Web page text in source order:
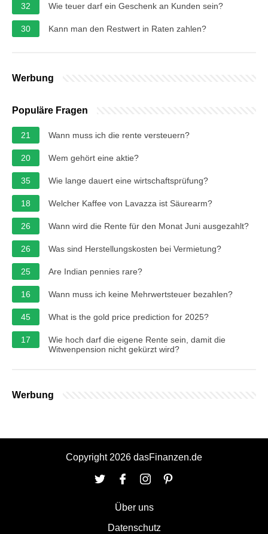
32 Wie teuer darf ein Geschenk an Kunden sein?
30 Kann man den Restwert in Raten zahlen?
Werbung
Populäre Fragen
21 Wann muss ich die rente versteuern?
20 Wem gehört eine aktie?
35 Wie lange dauert eine wirtschaftsprüfung?
18 Welcher Kaffee von Lavazza ist Säurearm?
26 Wann wird die Rente für den Monat Juni ausgezahlt?
26 Was sind Herstellungskosten bei Vermietung?
25 Are Indian pennies rare?
16 Wann muss ich keine Mehrwertsteuer bezahlen?
45 What is the gold price prediction for 2025?
17
Wie hoch darf die eigene Rente sein, damit die
Witwenpension nicht gekürzt wird?
Werbung
Copyright 2026 dasFinanzen.de
Über uns
Datenschutz